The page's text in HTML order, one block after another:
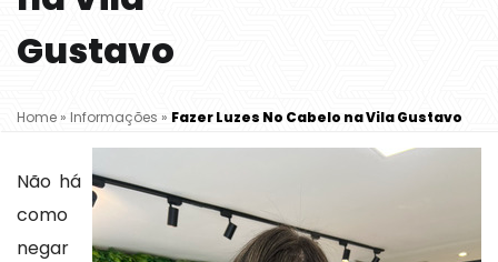
Gustavo
Home » Informações » Fazer Luzes No Cabelo na Vila Gustavo
Não há
como
negar